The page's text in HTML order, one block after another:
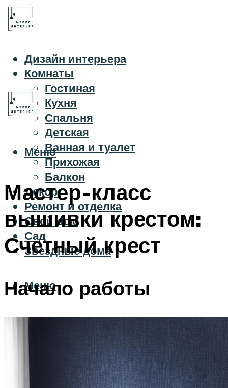
Дизайн интерьера
Комнаты
Гостиная
Кухня
Спальня
Детская
Ванная и туалет
Прихожая
Балкон
Декор
Ремонт и отделка
Свой дом
Сад
Звездные дома
Меню
Меню
Мастер-класс
вышивки крестом:
Счетный крест
Начало работы